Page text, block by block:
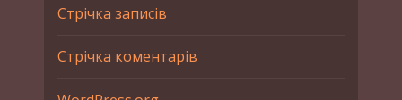
Стрічка записів
Стрічка коментарів